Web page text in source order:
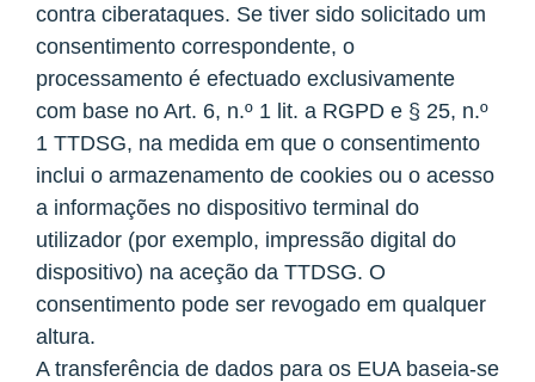
contra ciberataques. Se tiver sido solicitado um
consentimento correspondente, o
processamento é efectuado exclusivamente
com base no Art. 6, n.º 1 lit. a RGPD e § 25, n.º
1 TTDSG, na medida em que o consentimento
inclui o armazenamento de cookies ou o acesso
a informações no dispositivo terminal do
utilizador (por exemplo, impressão digital do
dispositivo) na aceção da TTDSG. O
consentimento pode ser revogado em qualquer
altura.
A transferência de dados para os EUA baseia-se